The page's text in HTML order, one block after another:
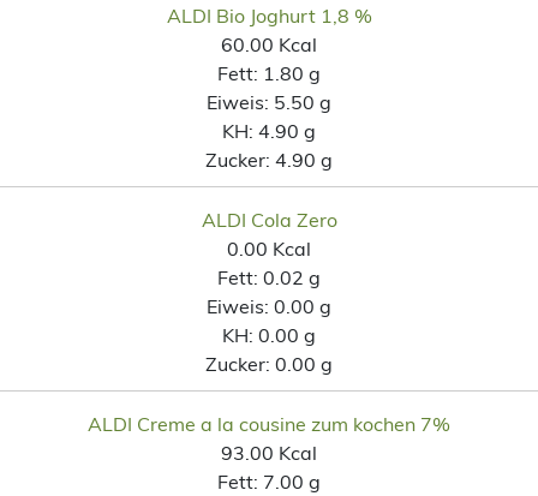
ALDI Bio Joghurt 1,8 %
60.00 Kcal
Fett: 1.80 g
Eiweis: 5.50 g
KH: 4.90 g
Zucker: 4.90 g
ALDI Cola Zero
0.00 Kcal
Fett: 0.02 g
Eiweis: 0.00 g
KH: 0.00 g
Zucker: 0.00 g
ALDI Creme a la cousine zum kochen 7%
93.00 Kcal
Fett: 7.00 g